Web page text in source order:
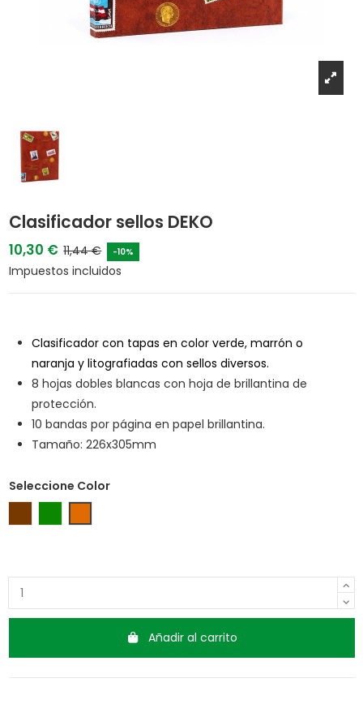
Clasificador sellos DEKO
10,30 € 11,44 € -10%
Impuestos incluidos
Clasificador con tapas en color verde, marrón o
naranja y litografiadas con sellos diversos.
8 hojas dobles blancas con hoja de brillantina de
protección.
10 bandas por página en papel brillantina.
Tamaño: 226x305mm
Seleccione Color
Añadir al carrito